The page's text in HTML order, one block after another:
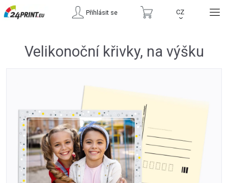
Přihlásit se CZ
›
Velikonoční křivky, na výšku